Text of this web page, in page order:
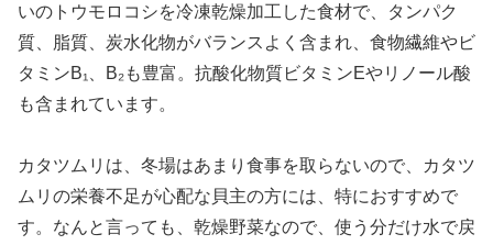
いのトウモロコシを冷凍乾燥加工した食材で、タンパク
質、脂質、炭水化物がバランスよく含まれ、食物繊維やビ
タミンB₁、B₂も豊富。抗酸化物質ビタミンEやリノール酸
も含まれています。
カタツムリは、冬場はあまり食事を取らないので、カタツ
ムリの栄養不足が心配な貝主の方には、特におすすめで
す。なんと言っても、乾燥野菜なので、使う分だけ水で戻